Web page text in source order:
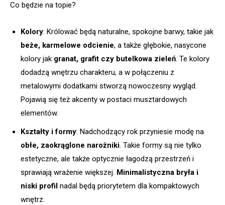
Co będzie na topie?
Kolory: Królować będą naturalne, spokojne barwy, takie jak
beże, karmelowe odcienie, a także głębokie, nasycone
kolory jak granat, grafit czy butelkowa zieleń. Te kolory
dodadzą wnętrzu charakteru, a w połączeniu z
metalowymi dodatkami stworzą nowoczesny wygląd.
Pojawią się też akcenty w postaci musztardowych
elementów.
Kształty i formy: Nadchodzący rok przyniesie modę na
obłe, zaokrąglone narożniki. Takie formy są nie tylko
estetyczne, ale także optycznie łagodzą przestrzeń i
sprawiają wrażenie większej. Minimalistyczna bryła i
niski profil nadal będą priorytetem dla kompaktowych
wnętrz.